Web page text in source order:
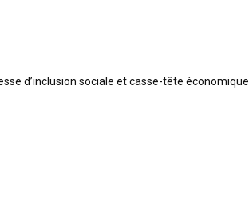
d’inclusion sociale et casse-tête économique